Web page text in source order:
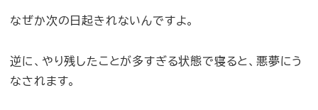
なぜか次の日起きれないんですよ。
逆に、やり残したことが多すぎる状態で寝ると、悪夢にう
なされます。